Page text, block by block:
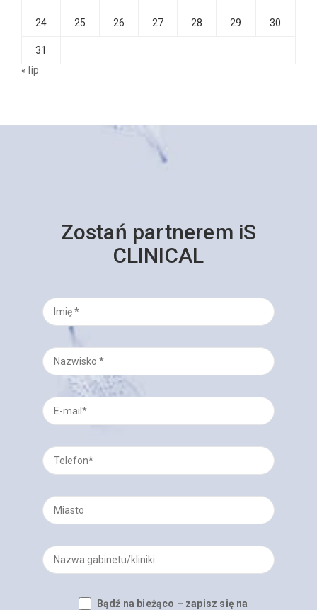
24 25 26 27 28 29 30
31
« lip
Zostań partnerem iS
CLINICAL
Bądź na bieżąco – zapisz się na